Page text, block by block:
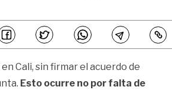
Cali, sin firmar el acuerdo de
Esto ocurre no por falta de